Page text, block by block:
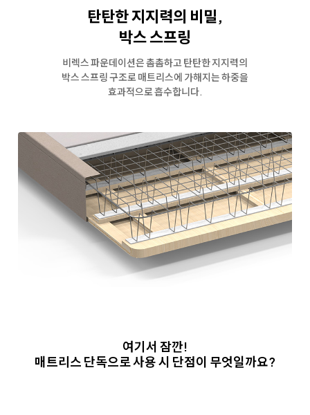
탄탄한 지지력의 비밀,
박스 스프링
비렉스 파운데이션은 촘촘하고 탄탄한 지지력의
박스 스프링 구조로 매트리스에 가해지는 하중을
효과적으로 흡수합니다.
여기서 잠깐!
매트리스 단독으로 사용 시 단점이 무엇일까요?